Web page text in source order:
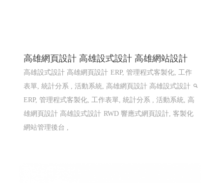
高雄網頁設計 高雄設式設計 高雄網站設計
高雄設式設計 高雄網頁設計 ERP, 管理程式客製化, 工作
表單, 統計分系 , 活動系統, 高雄網頁設計 高雄設式設計
ERP, 管理程式客製化, 工作表單, 統計分系 , 活動系統, 高
雄網頁設計 高雄設式設計 RWD 響應式網頁設計, 客製化
網站管理後台 ,